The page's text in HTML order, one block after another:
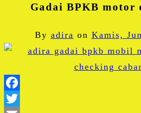
Gadai BPKB motor
By adira on Kamis,